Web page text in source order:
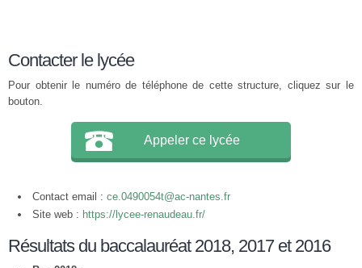
Contacter le lycée
Pour obtenir le numéro de téléphone de cette structure, cliquez sur le
bouton.
Appeler ce lycée
Contact email : ce.0490054t@ac-nantes.fr
Site web : https://lycee-renaudeau.fr/
Résultats du baccalauréat 2018, 2017 et 2016